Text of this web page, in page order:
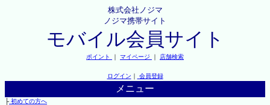
株式会社ノジマ
ノジマ携帯サイト
モバイル会員サイト
ポイント ｜ マイページ ｜ 店舗検索
ログイン ｜ 会員登録
メニュー
├初めての方へ